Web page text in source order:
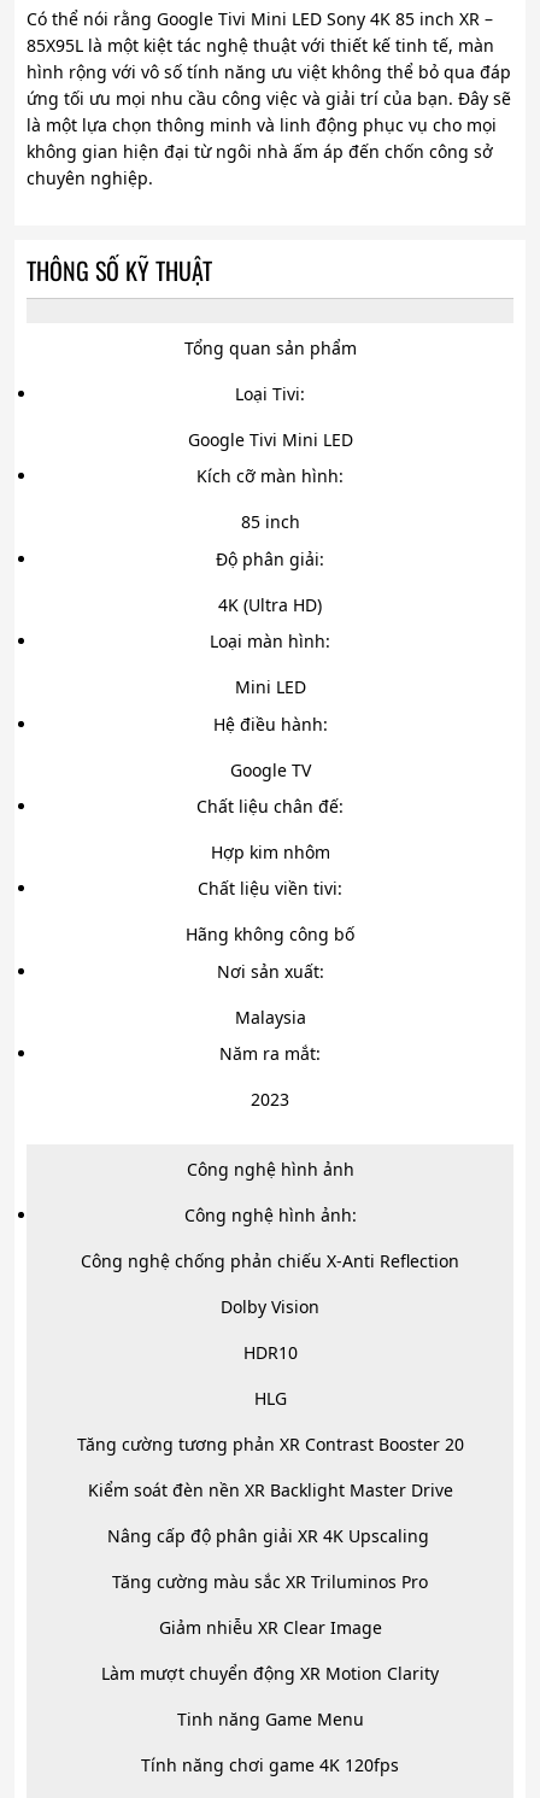
Có thể nói rằng Google Tivi Mini LED Sony 4K 85 inch XR –
85X95L là một kiệt tác nghệ thuật với thiết kế tinh tế, màn
hình rộng với vô số tính năng ưu việt không thể bỏ qua đáp
ứng tối ưu mọi nhu cầu công việc và giải trí của bạn. Đây sẽ
là một lựa chọn thông minh và linh động phục vụ cho mọi
không gian hiện đại từ ngôi nhà ấm áp đến chốn công sở
chuyên nghiệp.
THÔNG SỐ KỸ THUẬT
Tổng quan sản phẩm
Loại Tivi:
Google Tivi Mini LED
Kích cỡ màn hình:
85 inch
Độ phân giải:
4K (Ultra HD)
Loại màn hình:
Mini LED
Hệ điều hành:
Google TV
Chất liệu chân đế:
Hợp kim nhôm
Chất liệu viền tivi:
Hãng không công bố
Nơi sản xuất:
Malaysia
Năm ra mắt:
2023
Công nghệ hình ảnh
Công nghệ hình ảnh:
Công nghệ chống phản chiếu X-Anti Reflection
Dolby Vision
HDR10
HLG
Tăng cường tương phản XR Contrast Booster 20
Kiểm soát đèn nền XR Backlight Master Drive
Nâng cấp độ phân giải XR 4K Upscaling
Tăng cường màu sắc XR Triluminos Pro
Giảm nhiễu XR Clear Image
Làm mượt chuyển động XR Motion Clarity
Tinh năng Game Menu
Tính năng chơi game 4K 120fps